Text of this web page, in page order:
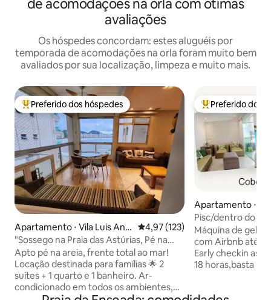
de acomodações na orla com ótimas
avaliações
Os hóspedes concordam: estes aluguéis por
temporada de acomodações na orla foram muito bem
avaliados por sua localização, limpeza e muito mais.
Entre os melhores preferidos dos hóspedes
Preferido dos hóspedes
Apartamento ⋅ Vila Luis Ant
onio
4,97 de uma avaliação média de
4,97 (123)
"Sossego na Praia das Astúrias, Pé na
Areia"
Apto pé na areia, frente total ao mar!
Locação destinada para famílias 🌟 2
suítes + 1 quarto e 1 banheiro. Ar-
condicionado em todos os ambientes,
Entre os
Preferido dos
Apartamento ⋅
Pisc/dentro do
a pé
Máquina de gelo
com Airbnb até
Early checkin as
18 horas,basta